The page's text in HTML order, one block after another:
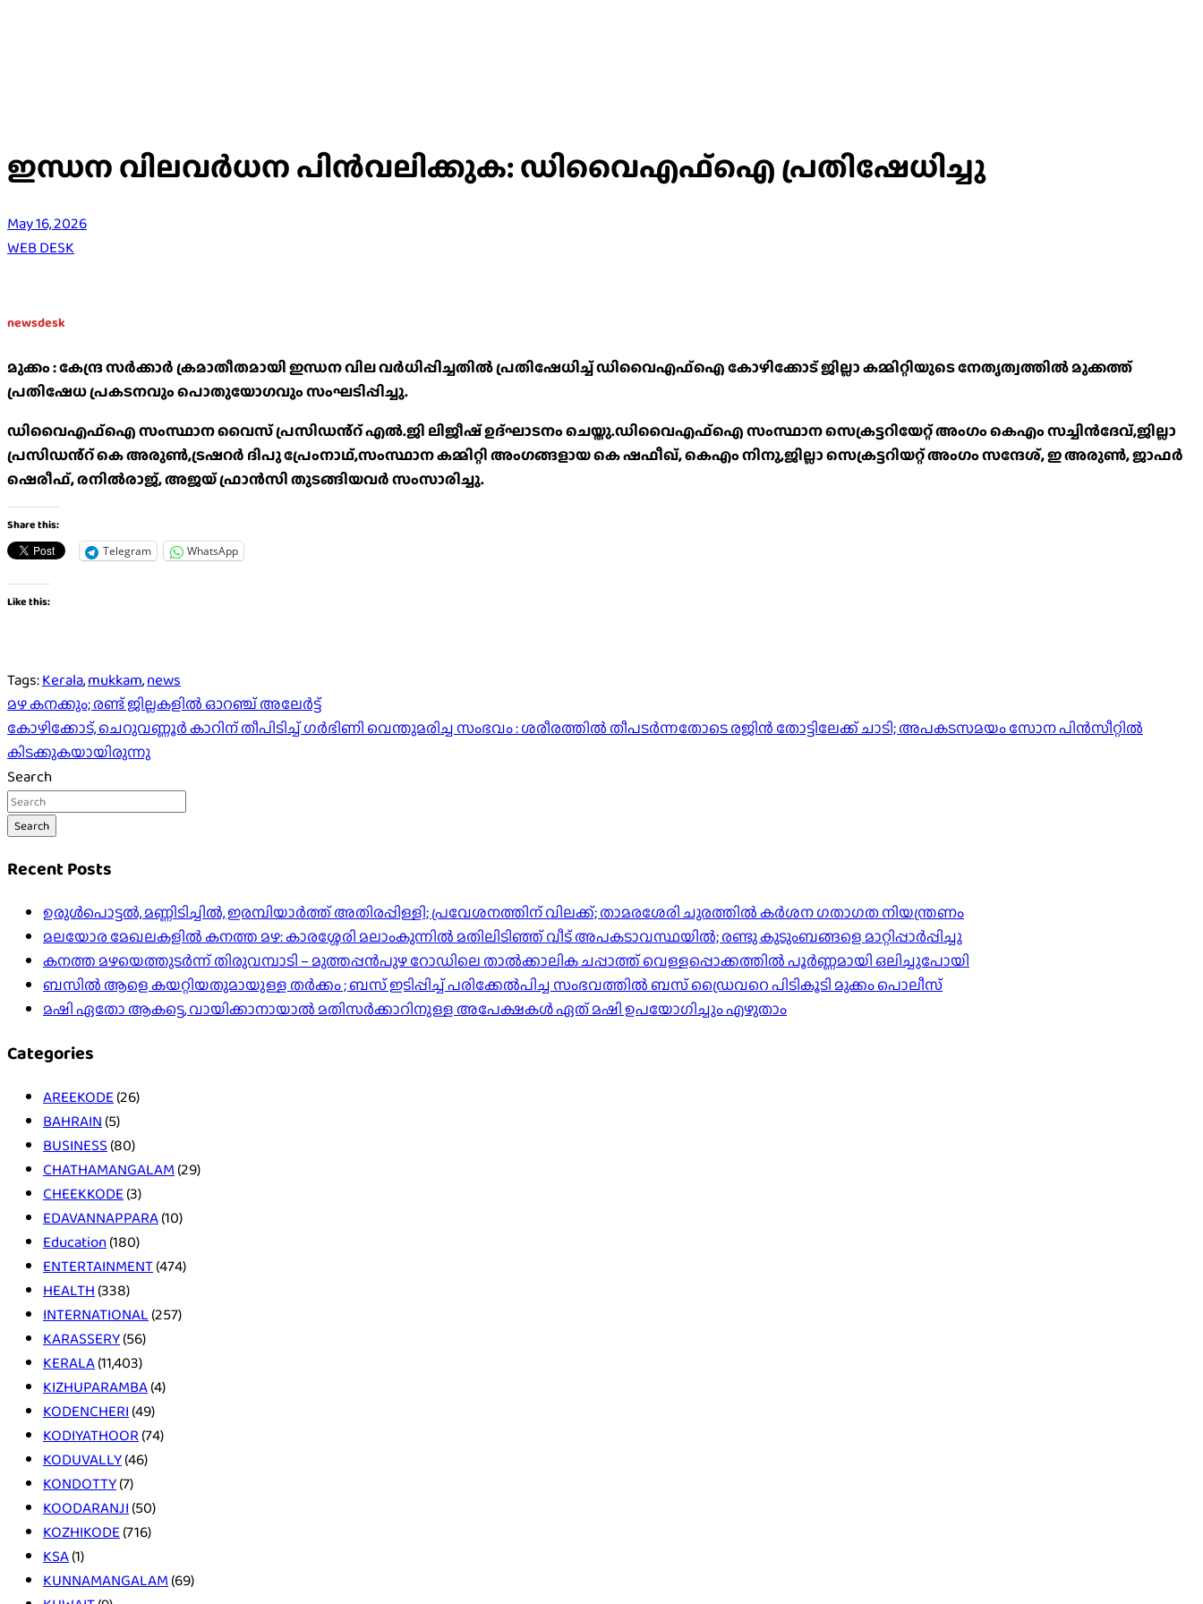
ഇന്ധന വിലവർധന പിൻവലിക്കുക: ഡിവൈഎഫ്ഐ പ്രതിഷേധിച്ചു
May 16, 2026
WEB DESK
newsdesk
മുക്കം : കേന്ദ്ര സർക്കാർ ക്രമാതീതമായി ഇന്ധന വില വർധിപ്പിച്ചതിൽ പ്രതിഷേധിച്ച് ഡിവൈഎഫ്ഐ കോഴിക്കോട് ജില്ലാ കമ്മിറ്റിയുടെ നേതൃത്വത്തിൽ മുക്കത്ത്
പ്രതിഷേധ പ്രകടനവും പൊതുയോഗവും സംഘടിപ്പിച്ചു.
ഡിവൈഎഫ്ഐ സംസ്ഥാന വൈസ് പ്രസിഡൻ്റ് എൽ.ജി ലിജീഷ് ഉദ്ഘാടനം ചെയ്തു.ഡിവൈഎഫ്ഐ സംസ്ഥാന സെക്രട്ടറിയേറ്റ് അംഗം കെഎം സച്ചിൻദേവ്,ജില്ലാ
പ്രസിഡൻ്റ് കെ അരുൺ,ട്രഷറർ ദിപു പ്രേംനാഥ്,സംസ്ഥാന കമ്മിറ്റി അംഗങ്ങളായ കെ ഷഫീഖ്, കെഎം നിനു,ജില്ലാ സെക്രട്ടറിയറ്റ് അംഗം സന്ദേശ്, ഇ അരുൺ, ജാഫർ
ഷെരീഫ്, രനിൽരാജ്, അജയ് ഫ്രാൻസി തുടങ്ങിയവർ സംസാരിച്ചു.
Share this:
Telegram WhatsApp
Like this:
Tags:Kerala,mukkam,news
Post
navigation
മഴ കനക്കും; രണ്ട് ജില്ലകളിൽ ഓറഞ്ച് അലേർട്ട്
കോഴിക്കോട്, ചെറുവണ്ണൂർ കാറിന് തീപിടിച്ച് ഗർഭിണി വെന്തുമരിച്ച സംഭവം : ശരീരത്തിൽ തീപടർന്നതോടെ രജിൻ തോട്ടിലേക്ക് ചാടി; അപകടസമയം സോന പിൻസീറ്റിൽ
കിടക്കുകയായിരുന്നു
Search
Search
Recent Posts
ഉരുൾപൊട്ടൽ, മണ്ണിടിച്ചിൽ, ഇരമ്പിയാര്‍ത്ത് അതിരപ്പിള്ളി; പ്രവേശനത്തിന് വിലക്ക്; താമരശേരി ചുരത്തില്‍ കര്‍ശന ഗതാഗത നിയന്ത്രണം
മലയോര മേഖലകളിൽ കനത്ത മഴ: കാരശ്ശേരി മലാംകുന്നിൽ മതിലിടിഞ്ഞ് വീട് അപകടാവസ്ഥയിൽ; രണ്ടു കുടുംബങ്ങളെ മാറ്റിപ്പാർപ്പിച്ചു
കനത്ത മഴയെത്തുടർന്ന് തിരുവമ്പാടി – മുത്തപ്പൻപുഴ റോഡിലെ താൽക്കാലിക ചപ്പാത്ത് വെള്ളപ്പൊക്കത്തിൽ പൂർണ്ണമായി ഒലിച്ചുപോയി
ബസിൽ ആളെ കയറ്റിയതുമായുള്ള തർക്കം ; ബസ് ഇടിപ്പിച്ച് പരിക്കേൽപിച്ച സംഭവത്തിൽ ബസ് ഡ്രൈവറെ പിടികൂടി മുക്കം പൊലീസ്
മഷി ഏതോ ആകട്ടെ, വായിക്കാനായാൽ മതി​സർക്കാറിനുള്ള അപേക്ഷകൾ ഏത് മഷി ഉപയോഗിച്ചും എഴുതാം
Categories
AREEKODE (26)
BAHRAIN (5)
BUSINESS (80)
CHATHAMANGALAM (29)
CHEEKKODE (3)
EDAVANNAPPARA(10)
Education(180)
ENTERTAINMENT(474)
HEALTH (338)
INTERNATIONAL (257)
KARASSERY(56)
KERALA(11,403)
KIZHUPARAMBA(4)
KODENCHERI (49)
KODIYATHOOR(74)
KODUVALLY(46)
KONDOTTY(7)
KOODARANJI (50)
KOZHIKODE (716)
KSA(1)
KUNNAMANGALAM (69)